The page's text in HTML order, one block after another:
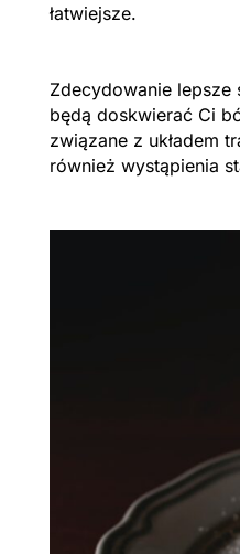
łatwiejsze.
Zdecydowanie lepsze
będą doskwierać Ci
związane z układem
również wystąpienia